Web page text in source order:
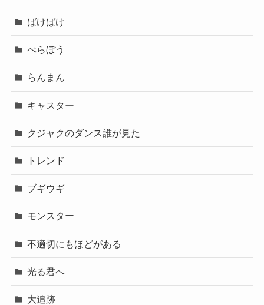
ばけばけ
べらぼう
らんまん
キャスター
クジャクのダンス誰が見た
トレンド
ブギウギ
モンスター
不適切にもほどがある
光る君へ
大追跡